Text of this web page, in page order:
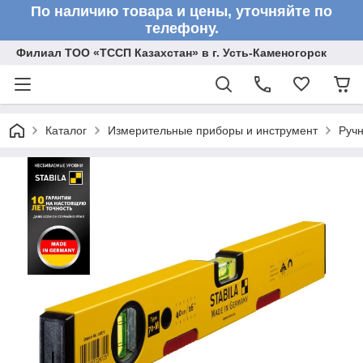
По наличию товара и цены, уточняйте по
телефону.
Филиал ТОО «ТССП Казахстан» в г. Усть-Каменогорск
Каталог Измерительные приборы и инструмент